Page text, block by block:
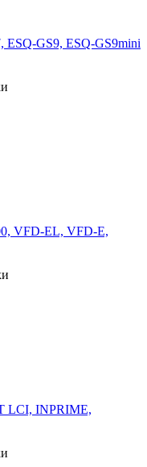
ESQ-GS9, ESQ-GS9mini
VFD-EL, VFD-E,
LCI, INPRIME,